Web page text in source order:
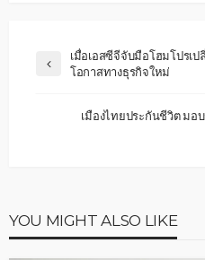
เมื่อเอสซีจีจับมือโฮมโปรเป
โอกาสทางธุรกิจใหม่
เมืองไทยประกันชีวิต มอ
YOU MIGHT ALSO LIKE